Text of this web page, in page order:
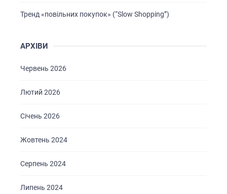
Тренд «повільних покупок» (“Slow Shopping”)
АРХІВИ
Червень 2026
Лютий 2026
Січень 2026
Жовтень 2024
Серпень 2024
Липень 2024